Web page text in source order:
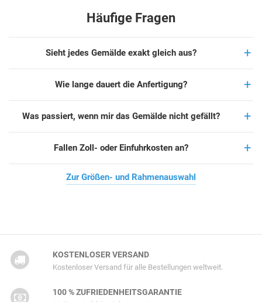
Häufige Fragen
Sieht jedes Gemälde exakt gleich aus?
Wie lange dauert die Anfertigung?
Was passiert, wenn mir das Gemälde nicht gefällt?
Fallen Zoll- oder Einfuhrkosten an?
Zur Größen- und Rahmenauswahl
KOSTENLOSER VERSAND
Kostenloser Versand für alle Bestellungen weltweit.
100 % ZUFRIEDENHEITSGARANTIE